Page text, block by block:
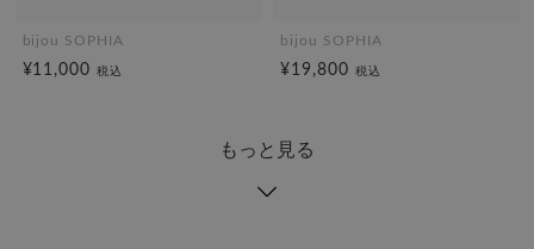
bijou SOPHIA
¥11,000税込
bijou SOPHIA
¥19,800 税込
もっと見る